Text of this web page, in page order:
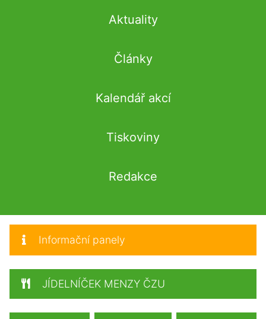
Aktuality
Články
Kalendář akcí
Tiskoviny
Redakce
Informační panely
JÍDELNÍČEK MENZY ČZU